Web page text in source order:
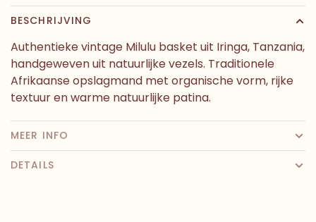
BESCHRIJVING
Authentieke vintage Milulu basket uit Iringa, Tanzania,
handgeweven uit natuurlijke vezels. Traditionele
Afrikaanse opslagmand met organische vorm, rijke
textuur en warme natuurlijke patina.
MEER INFO
DETAILS